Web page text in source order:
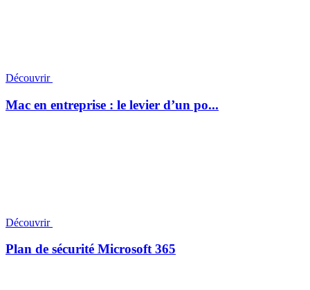
Découvrir
Mac en entreprise : le levier d’un po...
Découvrir
Plan de sécurité Microsoft 365